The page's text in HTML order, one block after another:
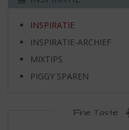
INSPIRATIE
INSPIRATIE-ARCHIEF
MIXTIPS
PIGGY SPAREN
Fine Taste